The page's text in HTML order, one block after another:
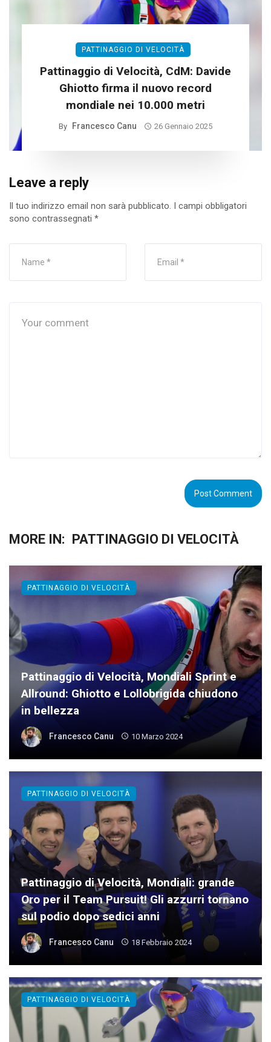
PATTINAGGIO DI VELOCITÀ
Pattinaggio di Velocità, CdM: Davide
Ghiotto firma il nuovo record
mondiale nei 10.000 metri
By Francesco Canu 26 Gennaio 2025
Leave a reply
Il tuo indirizzo email non sarà pubblicato. I campi obbligatori
sono contrassegnati *
MORE IN: PATTINAGGIO DI VELOCITÀ
Pattinaggio di Velocità, Mondiali Sprint e
Allround: Ghiotto e Lollobrigida chiudono
in bellezza
Francesco Canu 10 Marzo 2024
PATTINAGGIO DI VELOCITÀ
Pattinaggio di Velocità, Mondiali: grande
Oro per il Team Pursuit! Gli azzurri tornano
sul podio dopo sedici anni
Francesco Canu 18 Febbraio 2024
PATTINAGGIO DI VELOCITÀ
PATTINAGGIO DI VELOCITÀ